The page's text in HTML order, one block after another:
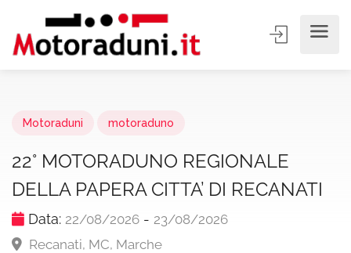
Motoraduni motoraduno
22° MOTORADUNO REGIONALE
DELLA PAPERA CITTA’ DI RECANATI
Data: 22/08/2026 - 23/08/2026
Recanati, MC, Marche